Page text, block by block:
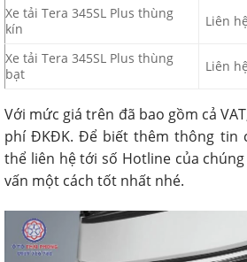
Xe tải Tera 345SL Plus thùng
kín
Liên hệ
Xe tải Tera 345SL Plus thùng
bạt
Liên hệ
Với mức giá trên đã bao gồm cả
phí ĐKĐK. Để biết thêm thông tin
thể liên hệ tới số Hotline của
vấn một cách tốt nhất nhé.